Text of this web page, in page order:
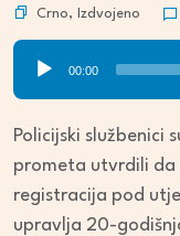
Crno, Izdvojeno
Audio
Player
00:00
Policijski službenici
prometa utvrdili da
registracija pod
upravlja 20-